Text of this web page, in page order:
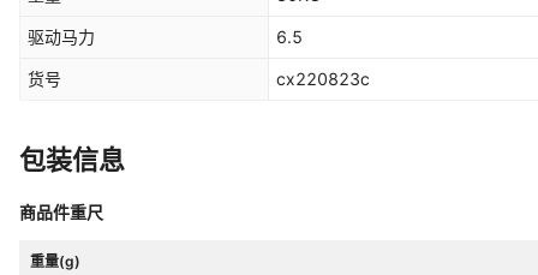
驱动马力 6.5
货号 cx220823c
包装信息
商品件重尺
重量(g)